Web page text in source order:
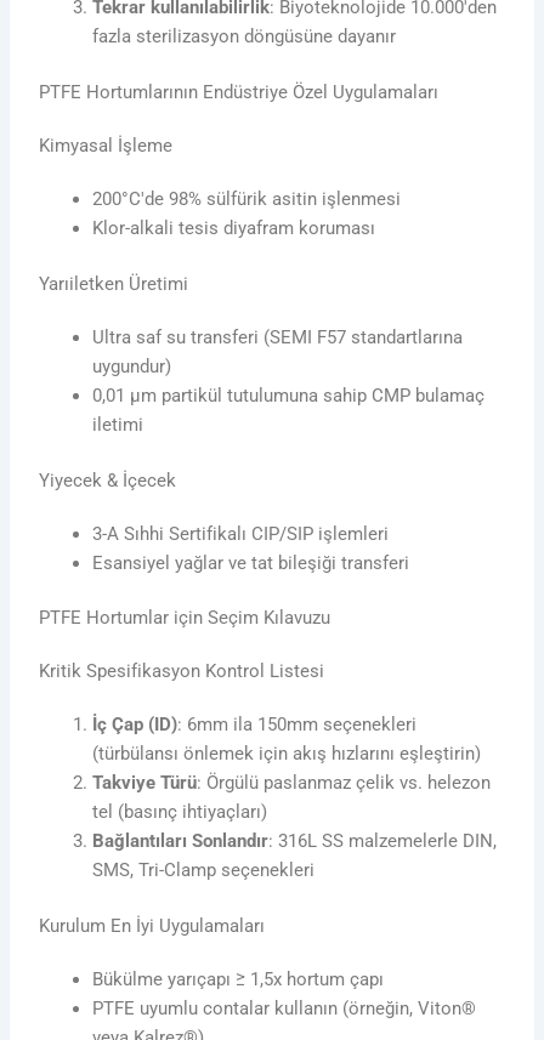
Tekrar kullanılabilirlik: Biyoteknolojide 10.000'den
fazla sterilizasyon döngüsüne dayanır
PTFE Hortumlarının Endüstriye Özel Uygulamaları
Kimyasal İşleme
200°C'de 98% sülfürik asitin işlenmesi
Klor-alkali tesis diyafram koruması
Yarıiletken Üretimi
Ultra saf su transferi (SEMI F57 standartlarına
uygundur)
0,01 μm partikül tutulumuna sahip CMP bulamaç
iletimi
Yiyecek & İçecek
3-A Sıhhi Sertifikalı CIP/SIP işlemleri
Esansiyel yağlar ve tat bileşiği transferi
PTFE Hortumlar için Seçim Kılavuzu
Kritik Spesifikasyon Kontrol Listesi
İç Çap (ID): 6mm ila 150mm seçenekleri
(türbülansı önlemek için akış hızlarını eşleştirin)
Takviye Türü: Örgülü paslanmaz çelik vs. helezon
tel (basınç ihtiyaçları)
Bağlantıları Sonlandır: 316L SS malzemelerle DIN,
SMS, Tri-Clamp seçenekleri
Kurulum En İyi Uygulamaları
Bükülme yarıçapı ≥ 1,5x hortum çapı
PTFE uyumlu contalar kullanın (örneğin, Viton®